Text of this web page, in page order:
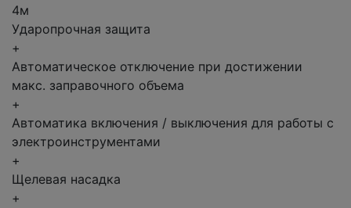
4м
Ударопрочная защита
+
Автоматическое отключение при достижении
макс. заправочного объема
+
Автоматика включения / выключения для работы с
электроинструментами
+
Щелевая насадка
+